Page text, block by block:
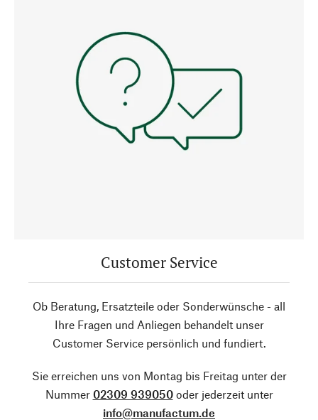
Customer Service
Ob Beratung, Ersatzteile oder Sonderwünsche - all
Ihre Fragen und Anliegen behandelt unser
Customer Service persönlich und fundiert.
Sie erreichen uns von Montag bis Freitag unter der
Nummer 02309 939050oder jederzeit unter
info@manufactum.de